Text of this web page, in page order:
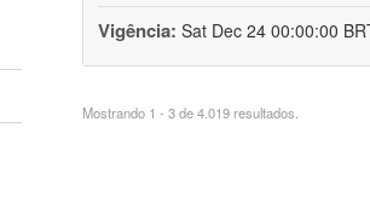
Vigência: Sat Dec 24 00:00:00
Mostrando 1 - 3 de 4.019 resultados.